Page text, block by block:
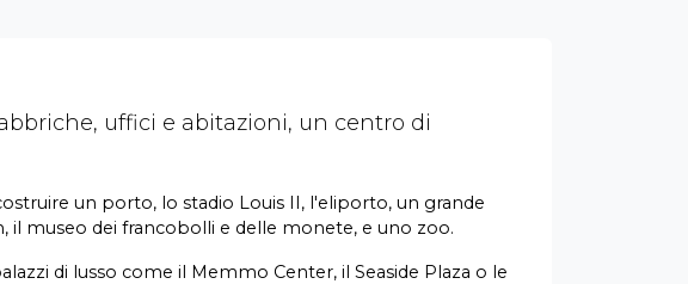
uffici e abitazioni, un centro di
un porto, lo stadio Louis II, l'eliporto, un grande
il museo dei francobolli e delle monete, e uno zoo.
di lusso come il Memmo Center, il Seaside Plaza o le